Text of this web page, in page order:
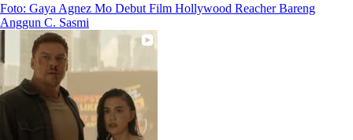
Foto: Gaya Agnez Mo Debut Film Hollywood Reacher Bareng
Anggun C. Sasmi